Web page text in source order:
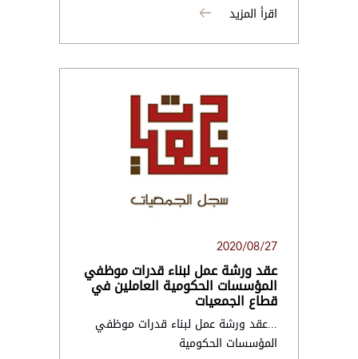
اقرأ المزيد
2020/08/27
عقد ورشة عمل لبناء قدرات موظفي
المؤسسات الحكومية العاملين في
قطاع الجمعيات
...عقد ورشة عمل لبناء قدرات موظفي
المؤسسات الحكومية